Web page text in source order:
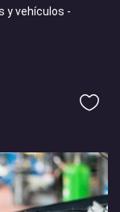
y vehículos -